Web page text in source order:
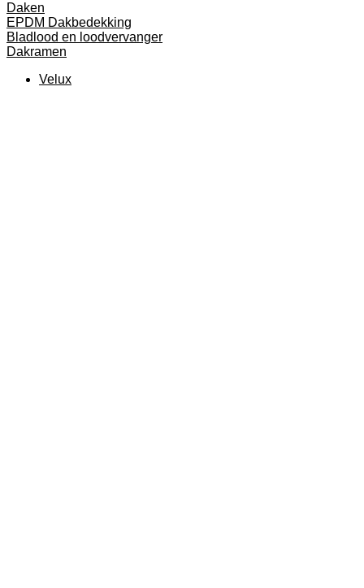
Daken
EPDM Dakbedekking
Bladlood en loodvervanger
Dakramen
Velux